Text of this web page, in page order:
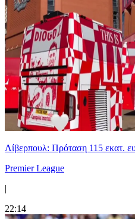
Λίβερπουλ: Πρόταση 115 εκατ.
Premier League
|
22:14